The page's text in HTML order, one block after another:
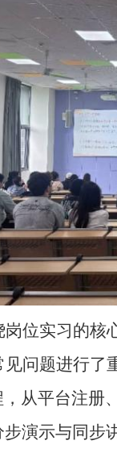
位实习的
问题进行
从平台注
演示与同步